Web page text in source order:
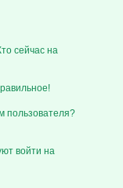
сейчас на
пользователя?
войти на